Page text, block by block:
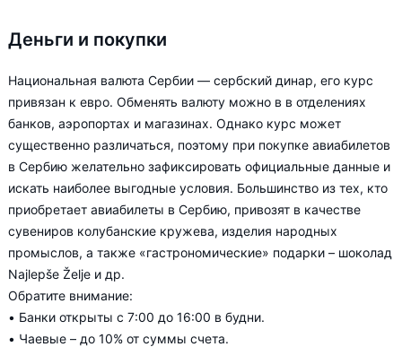
Деньги и покупки
Национальная валюта Сербии — сербский динар, его курс
привязан к евро. Обменять валюту можно в в отделениях
банков, аэропортах и магазинах. Однако курс может
существенно различаться, поэтому при покупке авиабилетов
в Сербию желательно зафиксировать официальные данные и
искать наиболее выгодные условия. Большинство из тех, кто
приобретает авиабилеты в Сербию, привозят в качестве
сувениров колубанские кружева, изделия народных
промыслов, а также «гастрономические» подарки – шоколад
Najlepše Želje и др.
Обратите внимание:
• Банки открыты с 7:00 до 16:00 в будни.
• Чаевые – до 10% от суммы счета.